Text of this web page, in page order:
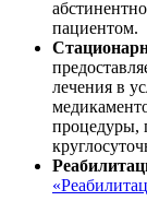
пациентом.
лечения в
процедуры,